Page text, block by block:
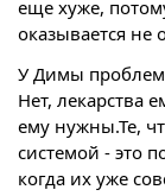
еще хуже,
оказывается не
У Димы
Нет, лекарства
ему нужны.Те,
системой - это
когда их уже